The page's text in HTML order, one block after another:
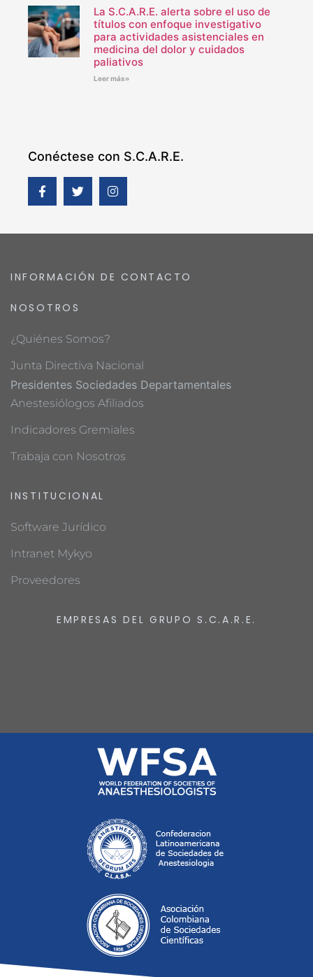
La S.C.A.R.E. alerta sobre el uso de
títulos con enfoque investigativo
para actividades asistenciales en
medicina del dolor y cuidados
paliativos
Leer más»
Conéctese con S.C.A.R.E.
INFORMACIÓN DE CONTACTO
NOSOTROS
¿Quiénes Somos?
Junta Directiva Nacional
Presidentes Sociedades Departamentales
Anestesiólogos Afiliados
Indicadores Gremiales
Trabaja con Nosotros
INSTITUCIONAL
Software Jurídico
Intranet Mykyo
Proveedores
EMPRESAS DEL GRUPO S.C.A.R.E.